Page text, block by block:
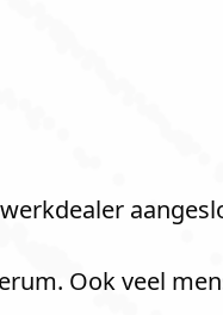
Ook veel